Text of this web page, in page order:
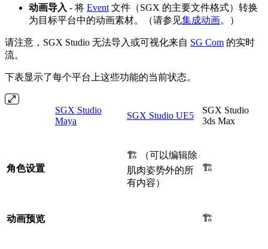
动画导入 - 将 Event 文件（SGX 的主要文件格式）转换
为目标平台中的动画素材。（请参见集成动画。）
请注意，SGX Studio 无法导入或可视化来自 SG Com 的实时
流。
下表显示了每个平台上这些功能的当前状态。
SGX Studio
Maya
SGX Studio UE5
SGX Studio
3ds Max
角色设置
🏗️ （可以编辑除
肌肉姿势外的所
有内容）
🏗️
动画预览 🏗️